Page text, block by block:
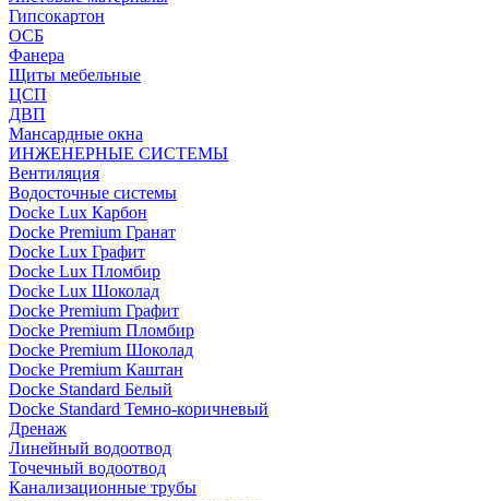
Гипсокартон
ОСБ
Фанера
Щиты мебельные
ЦСП
ДВП
Мансардные окна
ИНЖЕНЕРНЫЕ СИСТЕМЫ
Вентиляция
Водосточные системы
Docke Lux Карбон
Docke Premium Гранат
Docke Lux Графит
Docke Lux Пломбир
Docke Lux Шоколад
Docke Premium Графит
Docke Premium Пломбир
Docke Premium Шоколад
Docke Premium Каштан
Docke Standard Белый
Docke Standard Темно-коричневый
Дренаж
Линейный водоотвод
Точечный водоотвод
Канализационные трубы